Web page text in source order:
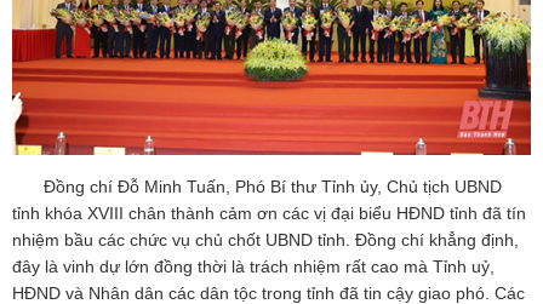
Đồng chí Đỗ Minh Tuấn, Phó Bí thư Tỉnh ủy, Chủ tịch UBND
tỉnh khóa XVIII chân thành cảm ơn các vị đại biểu HĐND tỉnh đã tín
nhiệm bầu các chức vụ chủ chốt UBND tỉnh. Đồng chí khẳng định,
đây là vinh dự lớn đồng thời là trách nhiệm rất cao mà Tỉnh uỷ,
HĐND và Nhân dân các dân tộc trong tỉnh đã tin cậy giao phó. Các